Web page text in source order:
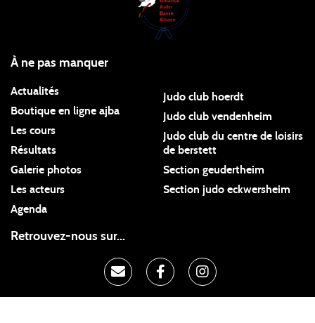
À ne pas manquer
Actualités
Boutique en ligne ajba
Les cours
Résultats
Galerie photos
Les acteurs
Agenda
Judo club hoerdt
Judo club vendenheim
Judo club du centre de loisirs
de berstett
Section geudertheim
Section judo eckwersheim
Retrouvez-nous sur...